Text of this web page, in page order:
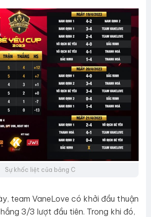
Sự khốc liệt của bảng C
team VaneLove có khởi đầu thuận
3/3 lượt đầu tiên. Trong khi đó,